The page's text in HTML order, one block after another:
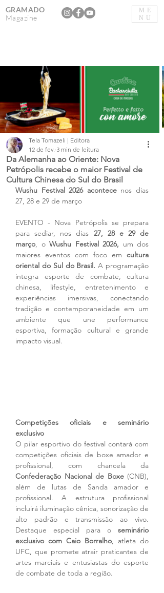
ME
NU
GRAMADO
Magazine
Da Alemanha ao Oriente: Nova
Petrópolis recebe o maior Festival de
Cultura Chinesa do Sul do Brasil
Tela Tomazeli | Editora
12 de fev. 3 min de leitura
Wushu Festival 2026 acontece nos dias
27, 28 e 29 de março
EVENTO - Nova Petrópolis se prepara
para sediar, nos dias 27, 28 e 29 de
março, o Wushu Festival 2026, um dos
maiores eventos com foco em cultura
oriental do Sul do Brasil. A programação
integra esporte de combate, cultura
chinesa, lifestyle, entretenimento e
experiências imersivas, conectando
tradição e contemporaneidade em um
ambiente que une performance
esportiva, formação cultural e grande
impacto visual.
Competições oficiais e seminário
exclusivo
O pilar esportivo do festival contará com
competições oficiais de boxe amador e
Confederação Nacional de Boxe (CNB),
além de lutas de Sanda amador e
profissional. A estrutura profissional
incluirá iluminação cênica, sonorização de
alto padrão e transmissão ao vivo.
Destaque especial para o seminário
exclusivo com Caio Borralho, atleta do
UFC, que promete atrair praticantes de
artes marciais e entusiastas do esporte
de combate de toda a região.